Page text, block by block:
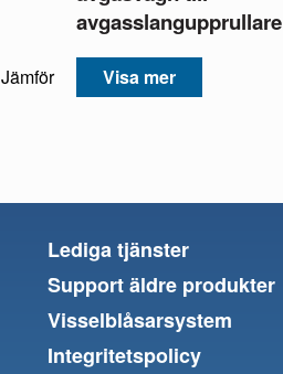
Jämför
avgasslangupprullare
Visa mer
Lediga tjänster
Support äldre produkter
Visselblåsarsystem
Integritetspolicy